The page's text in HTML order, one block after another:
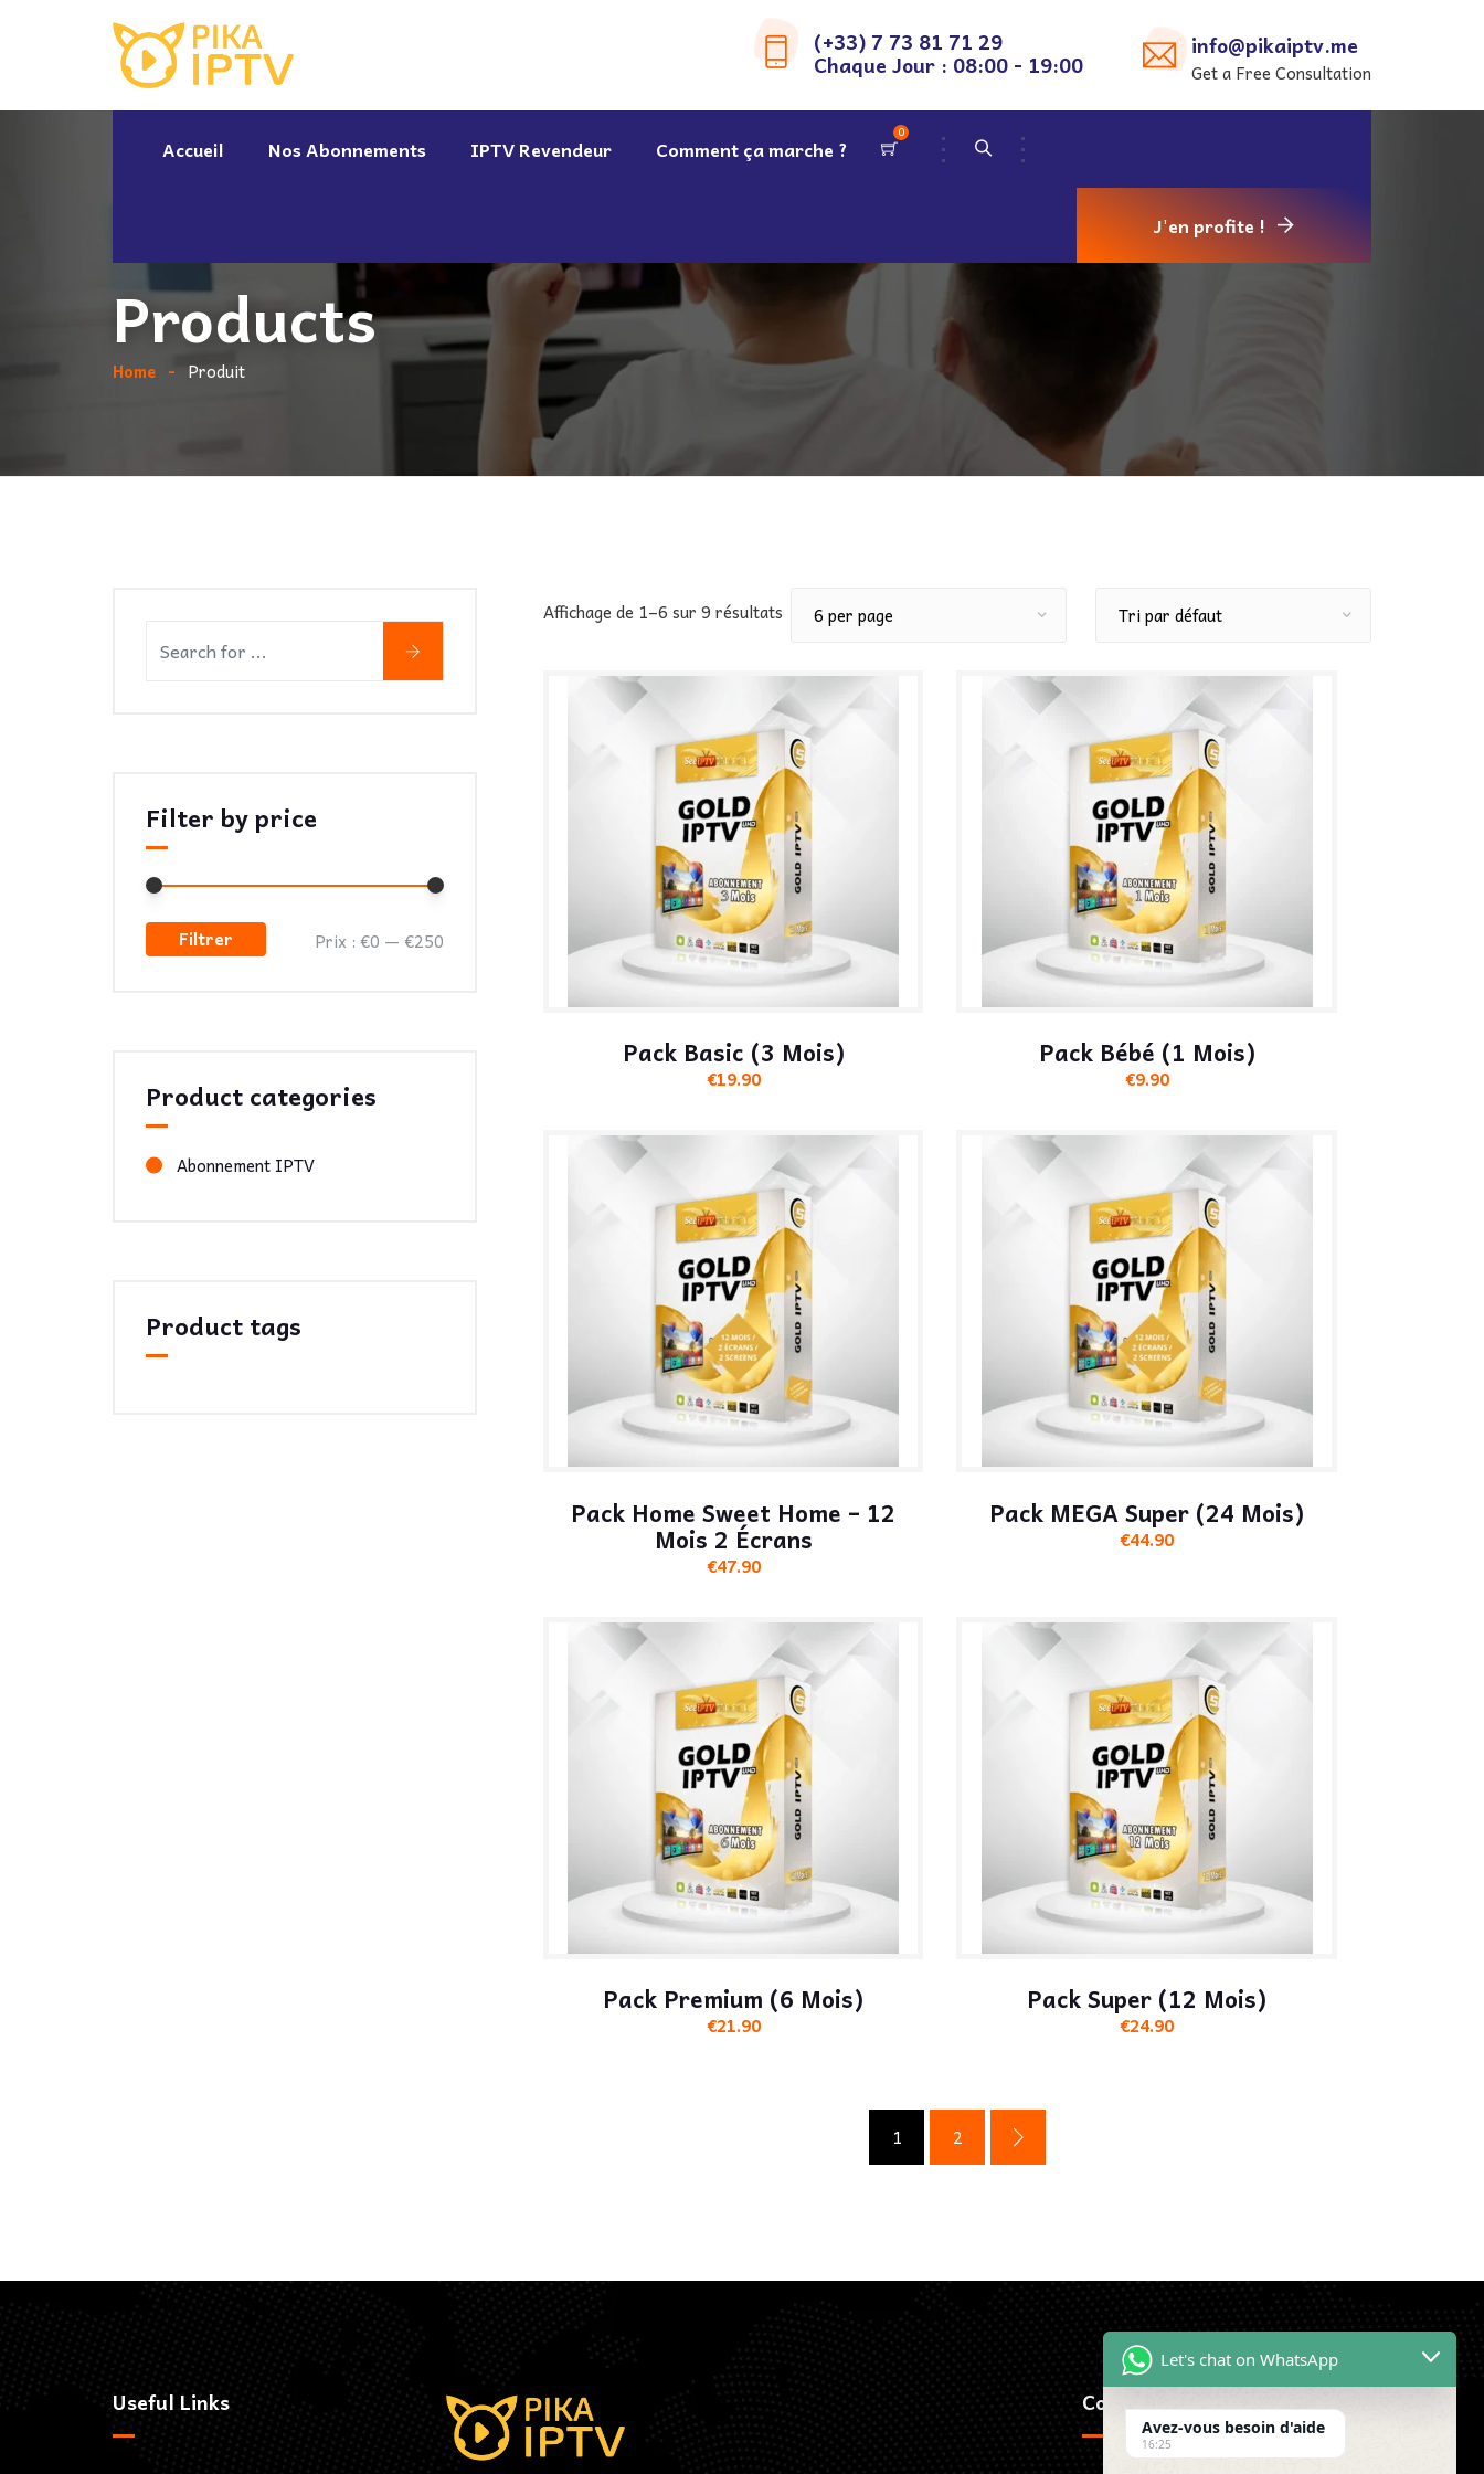
(+33) 7 73 81 71 29
Chaque Jour : 08:00 - 19:00
info@pikaiptv.me
Get a Free Consultation
Accueil Nos Abonnements IPTV Revendeur Comment ça marche ?
0
J'en profite !
Products
Home Produit
Affichage de 1–6 sur 9 résultats
Pack Basic (3 Mois)
€19.90
Pack Bébé (1 Mois)
€9.90
Pack Home Sweet Home – 12
Mois 2 Écrans
€47.90
Pack MEGA Super (24 Mois)
€44.90
Pack Premium (6 Mois)
€21.90
Pack Super (12 Mois)
€24.90
1 2
Filter by price
Filtrer Prix : €0 — €250
Product categories
Abonnement IPTV
Product tags
Useful Links Contactez-Nous
Let's chat on WhatsApp
Avez-vous besoin d'aide
16:25